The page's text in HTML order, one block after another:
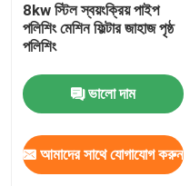
8kw স্টিল স্বয়ংক্রিয় পাইপ
পলিশিং মেশিন ফিল্টার জাহাজ পৃষ্ঠ
পলিশিং
ভালো দাম
আমাদের সাথে যোগাযোগ করুন